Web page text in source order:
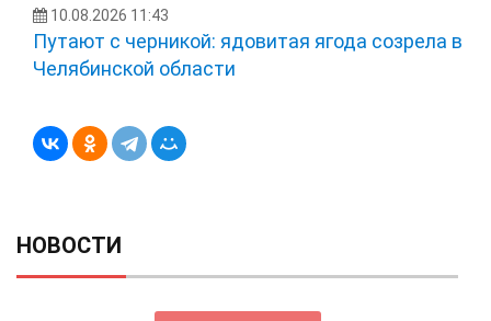
10.08.2026 11:43
Путают с черникой: ядовитая ягода созрела в
Челябинской области
НОВОСТИ